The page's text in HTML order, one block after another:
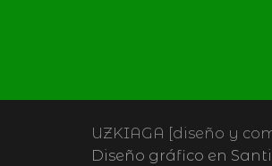
UZKIAGA [diseño y
Diseño gráfico en